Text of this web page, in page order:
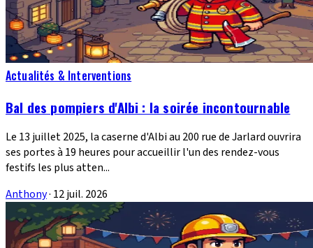
Actualités & Interventions
Bal des pompiers d'Albi : la soirée incontournable
Le 13 juillet 2025, la caserne d'Albi au 200 rue de Jarlard ouvrira
ses portes à 19 heures pour accueillir l'un des rendez-vous
festifs les plus atten...
Anthony· 12 juil. 2026